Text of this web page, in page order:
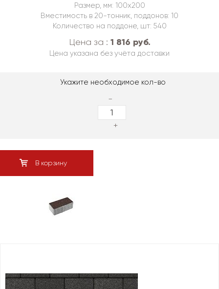
Размер, мм: 100х200
Вместимость в 20-тонник, поддонов: 10
Количество на поддоне, шт: 540
Цена за : 1 816 руб.
Цена указана без учёта доставки
Укажите необходимое кол-во
-
+
В корзину